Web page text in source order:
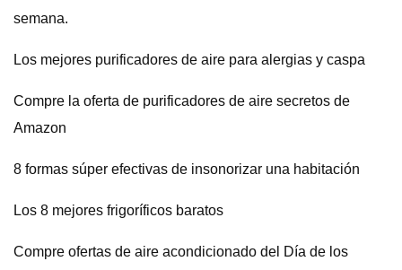
semana.
Los mejores purificadores de aire para alergias y caspa
Compre la oferta de purificadores de aire secretos de
Amazon
8 formas súper efectivas de insonorizar una habitación
Los 8 mejores frigoríficos baratos
Compre ofertas de aire acondicionado del Día de los